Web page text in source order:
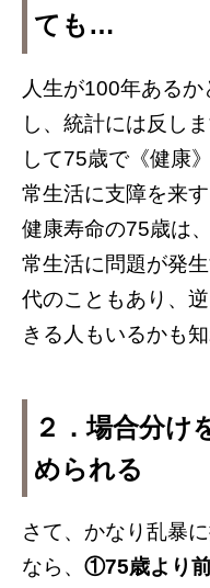
ても…
人生が100年ある
し、統計には反し
して75歳で《健康
常生活に支障を来
健康寿命の75歳は
常生活に問題が発
代のこともあり、
きる人もいるかも知
２．場合分け
められる
さて、かなり乱暴
なら、 ①75歳より